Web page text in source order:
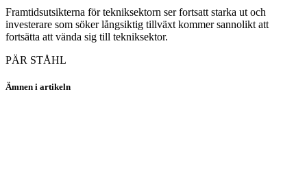
Framtidsutsikterna för tekniksektorn ser fortsatt starka ut och
investerare som söker långsiktig tillväxt kommer sannolikt att
fortsätta att vända sig till tekniksektor.
PÄR STÅHL
Ämnen i artikeln